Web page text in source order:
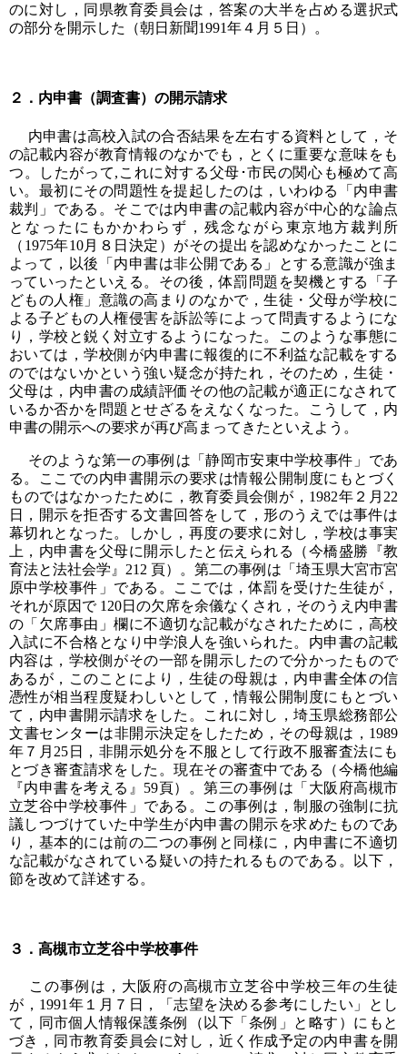
のに対し，同県教育委員会は，答案の大半を占める選択式
の部分を開示した（朝日新聞1991年４月５日）。
２．内申書（調査書）の開示請求
内申書は高校入試の合否結果を左右する資料として，そ
の記載内容が教育情報のなかでも，とくに重要な意味をも
つ。したがって,これに対する父母･市民の関心も極めて高
い。最初にその問題性を提起したのは，いわゆる「内申書
裁判」である。そこでは内申書の記載内容が中心的な論点
となったにもかかわらず，残念ながら東京地方裁判所
（1975年10月８日決定）がその提出を認めなかったことに
よって，以後「内申書は非公開である」とする意識が強ま
っていったといえる。その後，体罰問題を契機とする「子
どもの人権」意識の高まりのなかで，生徒・父母が学校に
よる子どもの人権侵害を訴訟等によって問責するようにな
り，学校と鋭く対立するようになった。このような事態に
おいては，学校側が内申書に報復的に不利益な記載をする
のではないかという強い疑念が持たれ，そのため，生徒・
父母は，内申書の成績評価その他の記載が適正になされて
いるか否かを問題とせざるをえなくなった。こうして，内
申書の開示への要求が再び高まってきたといえよう。
そのような第一の事例は「静岡市安東中学校事件」であ
る。ここでの内申書開示の要求は情報公開制度にもとづく
ものではなかったために，教育委員会側が，1982年２月22
日，開示を拒否する文書回答をして，形のうえでは事件は
幕切れとなった。しかし，再度の要求に対し，学校は事実
上，内申書を父母に開示したと伝えられる（今橋盛勝『教
育法と法社会学』212 頁）。第二の事例は「埼玉県大宮市宮
原中学校事件」である。ここでは，体罰を受けた生徒が，
それが原因で 120日の欠席を余儀なくされ，そのうえ内申書
の「欠席事由」欄に不適切な記載がなされたために，高校
入試に不合格となり中学浪人を強いられた。内申書の記載
内容は，学校側がその一部を開示したので分かったもので
あるが，このことにより，生徒の母親は，内申書全体の信
憑性が相当程度疑わしいとして，情報公開制度にもとづい
て，内申書開示請求をした。これに対し，埼玉県総務部公
文書センターは非開示決定をしたため，その母親は，1989
年７月25日，非開示処分を不服として行政不服審査法にも
とづき審査請求をした。現在その審査中である（今橋他編
『内申書を考える』59頁）。第三の事例は「大阪府高槻市
立芝谷中学校事件」である。この事例は，制服の強制に抗
議しつづけていた中学生が内申書の開示を求めたものであ
り，基本的には前の二つの事例と同様に，内申書に不適切
な記載がなされている疑いの持たれるものである。以下，
節を改めて詳述する。
３．高槻市立芝谷中学校事件
この事例は，大阪府の高槻市立芝谷中学校三年の生徒
が，1991年１月７日，「志望を決める参考にしたい」とし
て，同市個人情報保護条例（以下「条例」と略す）にもと
づき，同市教育委員会に対し，近く作成予定の内申書を開